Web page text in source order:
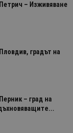
– Изживяване
градът на
– град на
7 дни